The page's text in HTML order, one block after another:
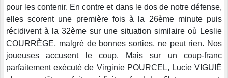
pour les contenir. En contre et dans le dos de notre défense,
elles scorent une première fois à la 26ème minute puis
récidivent à la 32ème sur une situation similaire où Leslie
COURRÈGE, malgré de bonnes sorties, ne peut rien. Nos
joueuses accusent le coup. Mais sur un coup-franc
parfaitement exécuté de Virginie POURCEL, Lucie VIGUIÉ